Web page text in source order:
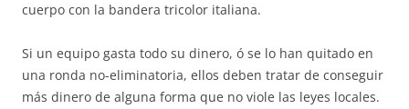
cuerpo con la bandera tricolor italiana.
Si un equipo gasta todo su dinero, ó se lo han quitado en
una ronda no-eliminatoria, ellos deben tratar de conseguir
más dinero de alguna forma que no viole las leyes locales.